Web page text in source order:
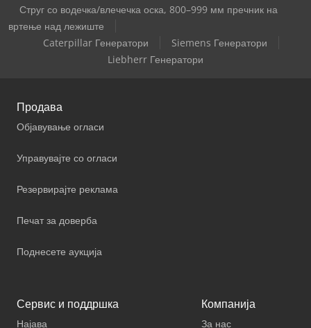
Струг со водечка/влечечка оска, 800–999 мм пречник на
вртење над лежиште
Caterpillar Генератори
Siemens Генератори
Liebherr Генератори
Продава
Објавување огласи
Управувајте со огласи
Резервирајте реклама
Печат за доверба
Поднесете аукција
Сервис и поддршка
Најава
Компанија
За нас